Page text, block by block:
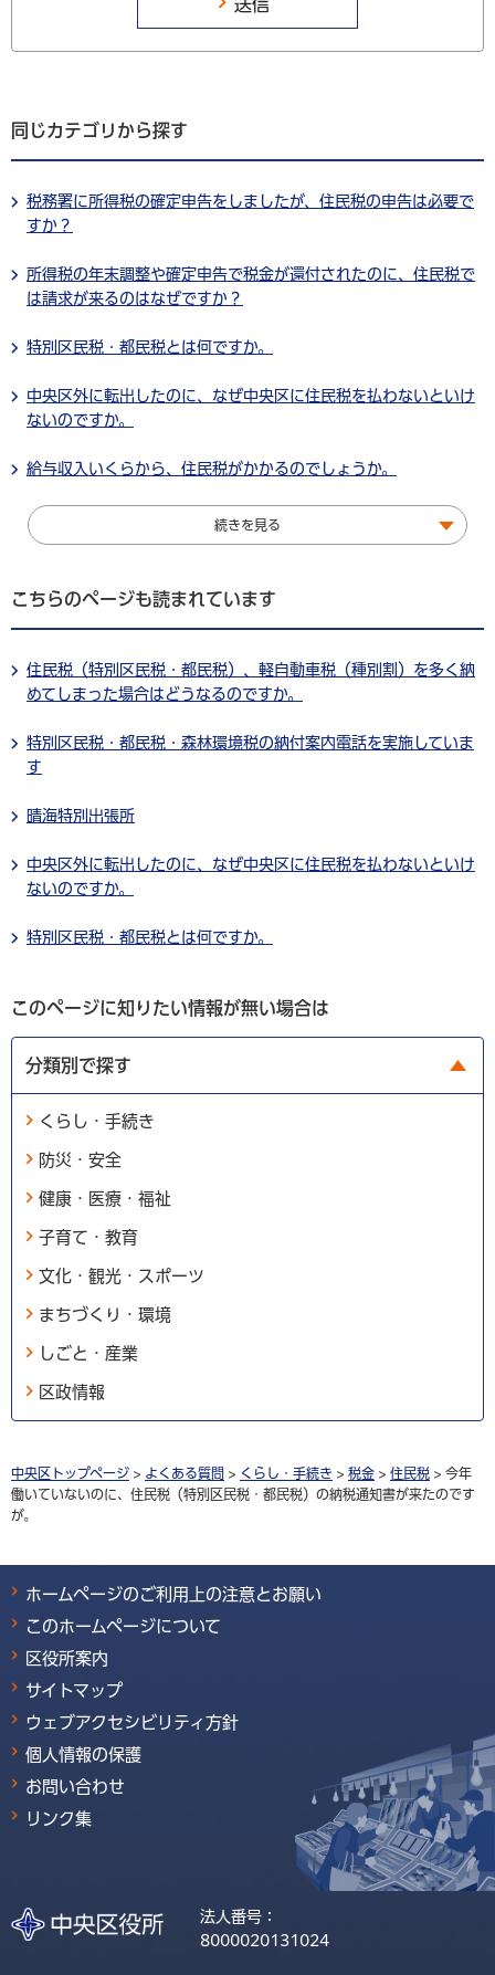
同じカテゴリから探す
税務署に所得税の確定申告をしましたが、住民税の申告は必要で
すか？
所得税の年末調整や確定申告で税金が還付されたのに、住民税で
は請求が来るのはなぜですか？
特別区民税・都民税とは何ですか。
中央区外に転出したのに、なぜ中央区に住民税を払わないといけ
ないのですか。
給与収入いくらから、住民税がかかるのでしょうか。
続きを見る
こちらのページも読まれています
住民税（特別区民税・都民税）、軽自動車税（種別割）を多く納
めてしまった場合はどうなるのですか。
特別区民税・都民税・森林環境税の納付案内電話を実施していま
す
晴海特別出張所
中央区外に転出したのに、なぜ中央区に住民税を払わないといけ
ないのですか。
特別区民税・都民税とは何ですか。
このページに知りたい情報が無い場合は
分類別で探す
くらし・手続き
防災・安全
健康・医療・福祉
子育て・教育
文化・観光・スポーツ
まちづくり・環境
しごと・産業
区政情報
中央区トップページ > よくある質問 > くらし・手続き > 税金 > 住民税 > 今年
働いていないのに、住民税（特別区民税・都民税）の納税通知書が来たのです
が。
ホームページのご利用上の注意とお願い
このホームページについて
区役所案内
サイトマップ
ウェブアクセシビリティ方針
個人情報の保護
お問い合わせ
リンク集
法人番号：
8000020131024